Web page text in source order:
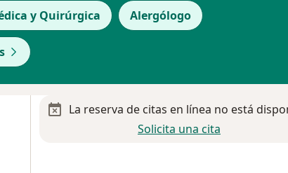
y Quirúrgica Alergólogo
La reserva de citas en línea no está
Solicita una cita